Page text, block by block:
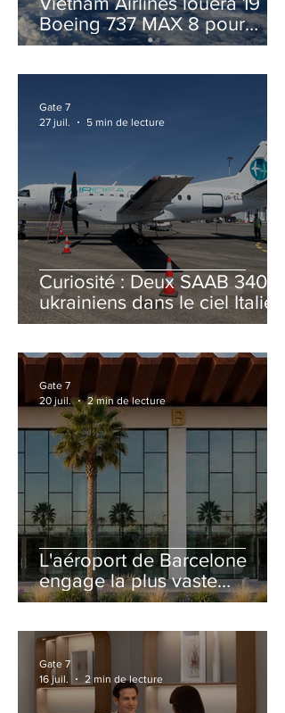
Boeing 737 MAX 8 pour
accélérer la modernisation
Curiosité : Deux SAAB 340B
ukrainiens dans le ciel Italien
cet été
Gate 7
27 juil.
5 min de lecture
L'aéroport de Barcelone
engage la plus vaste
rénovation de son Terminal
Gate 7
20 juil.
2 min de lecture
Gate 7
16 juil.
2 min de lecture